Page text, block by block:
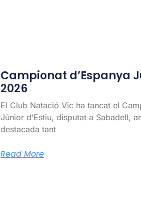
Campionat d’Espanya
2026
El Club Natació Vic ha tancat el
Júnior d’Estiu, disputat a Sabadell,
destacada tant
Read More